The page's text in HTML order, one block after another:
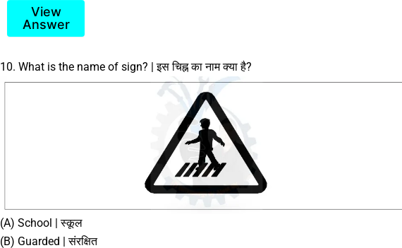
View
Answer
10. What is the name of sign? | इस चिह्न का नाम क्या है?
(A) School | स्कूल
(B) Guarded | संरक्षित